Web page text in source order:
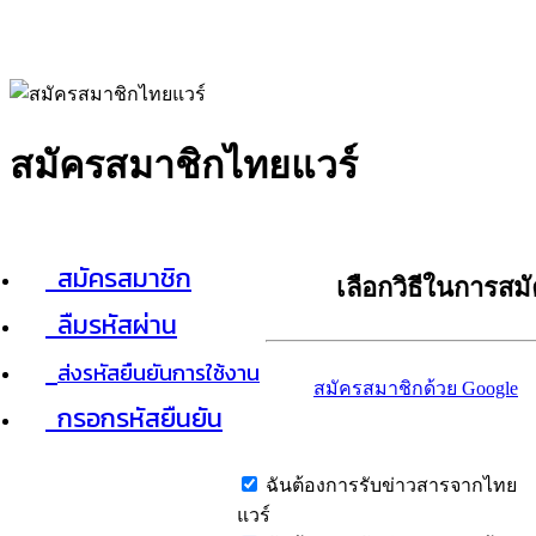
สมัครสมาชิกไทยแวร์
สมัครสมาชิก
ลืมรหัสผ่าน
ส่งรหัสยืนยันการใช้งาน
กรอกรหัสยืนยัน
เลือกวิธีในการส
สมัครสมาชิกด้วย Google
ฉันต้องการรับข่าวสารจากไทย
แวร์